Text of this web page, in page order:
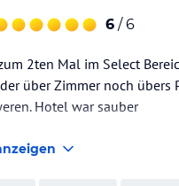
6 / 6
2ten Mal im Select
über Zimmer noch übers
Hotel war sauber